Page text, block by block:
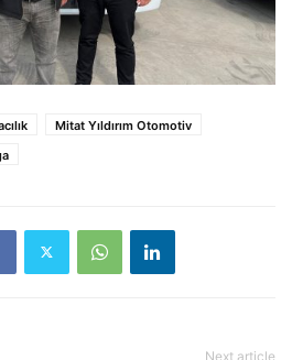
Mitat Yıldırım Otomotiv
Next article